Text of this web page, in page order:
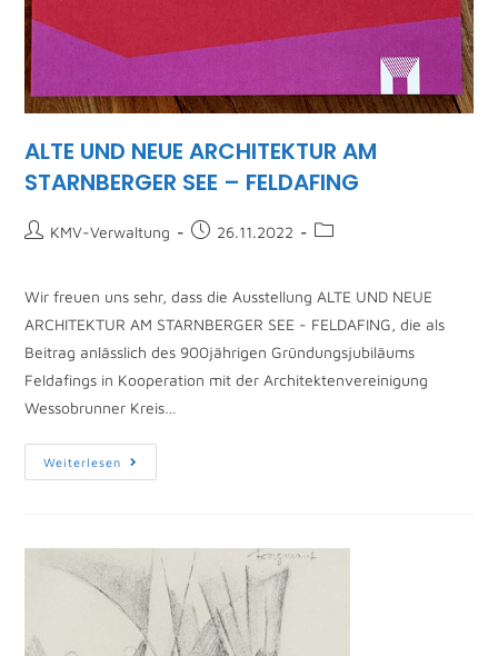
ALTE UND NEUE ARCHITEKTUR AM
STARNBERGER SEE – FELDAFING
KMV-Verwaltung 26.11.2022
Wir freuen uns sehr, dass die Ausstellung ALTE UND NEUE
ARCHITEKTUR AM STARNBERGER SEE - FELDAFING, die als
Beitrag anlässlich des 900jährigen Gründungsjubiläums
Feldafings in Kooperation mit der Architektenvereinigung
Wessobrunner Kreis…
Weiterlesen